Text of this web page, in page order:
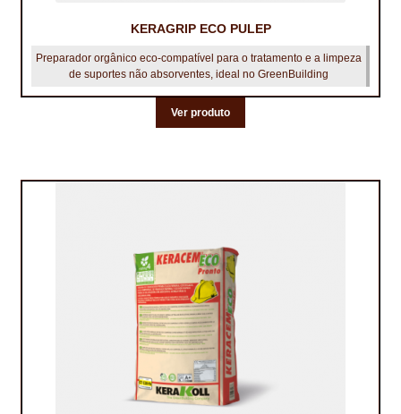
KERAGRIP ECO PULEP
Preparador orgânico eco‑compatível para o tratamento e a limpeza
de suportes não absorventes, ideal no GreenBuilding
Ver produto